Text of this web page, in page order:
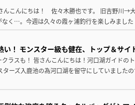
んこんにちは！ 佐々木勝也です。 旧吉野川→
なく…。今週は久々の霞ヶ浦釣行を楽しみまし
い！ モンスター級も健在、トップ＆サイ
ラスも！ 皆さんこんにちは！河口湖ガイドの
ーズ入鹿池の為河口湖を留守にしていました